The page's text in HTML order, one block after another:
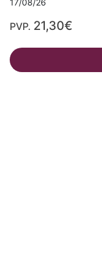
17/08/26
PVP. 21,30€